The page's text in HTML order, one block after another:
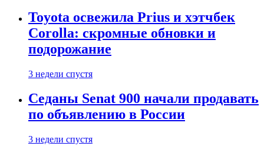
Toyota освежила Prius и хэтчбек
Corolla: скромные обновки и
подорожание
3 недели спустя
Седаны Senat 900 начали продавать
по объявлению в России
3 недели спустя